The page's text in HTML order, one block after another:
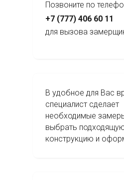
Позвоните по
В удобное для Вас
специалист сделает
необходимые
выбрать
конструкцию и
+7 (777) 406 60 11
для вызова